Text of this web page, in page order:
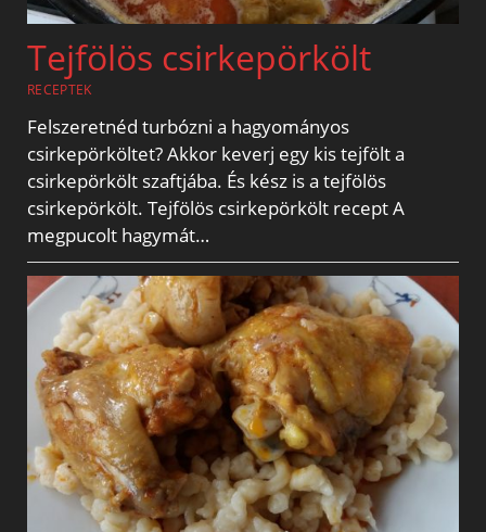
Tejfölös csirkepörkölt
RECEPTEK
Felszeretnéd turbózni a hagyományos
csirkepörköltet? Akkor keverj egy kis tejfölt a
csirkepörkölt szaftjába. És kész is a tejfölös
csirkepörkölt. Tejfölös csirkepörkölt recept A
megpucolt hagymát…